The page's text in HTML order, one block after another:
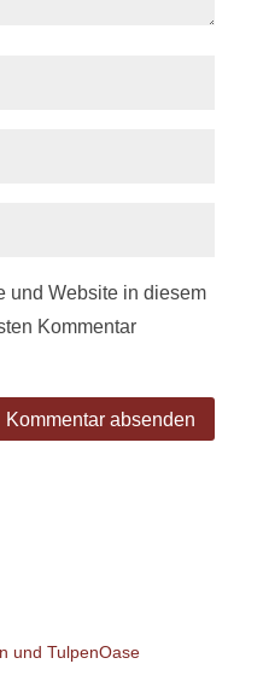
und Website in diesem
Kommentar
und TulpenOase